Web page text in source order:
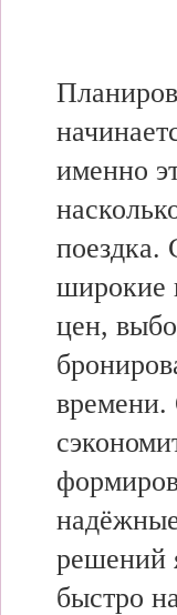
именно
поездка.
широкие
цен,
времени.
решений
быстро